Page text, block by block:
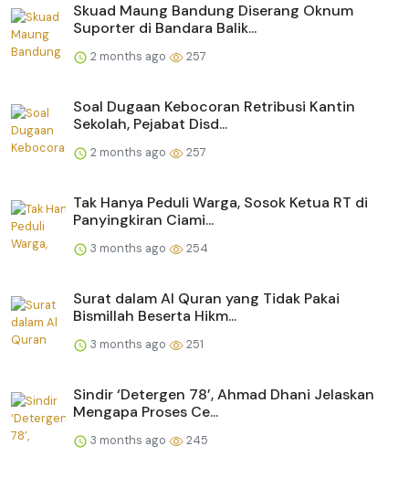
Skuad Maung Bandung Diserang Oknum
Suporter di Bandara Balik...
2 months ago 257
Soal Dugaan Kebocoran Retribusi Kantin
Sekolah, Pejabat Disd...
2 months ago 257
Tak Hanya Peduli Warga, Sosok Ketua RT di
Panyingkiran Ciami...
3 months ago 254
Surat dalam Al Quran yang Tidak Pakai
Bismillah Beserta Hikm...
3 months ago 251
Sindir ‘Detergen 78’, Ahmad Dhani Jelaskan
Mengapa Proses Ce...
3 months ago 245